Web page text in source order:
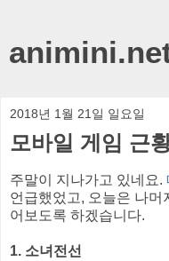
2018년 1월 21일 일요일
모바일 게임 근
주말이 지나가고 있네요.
언급했었고, 오늘은 나머
어보도록 하겠습니다.
1. 소녀전선